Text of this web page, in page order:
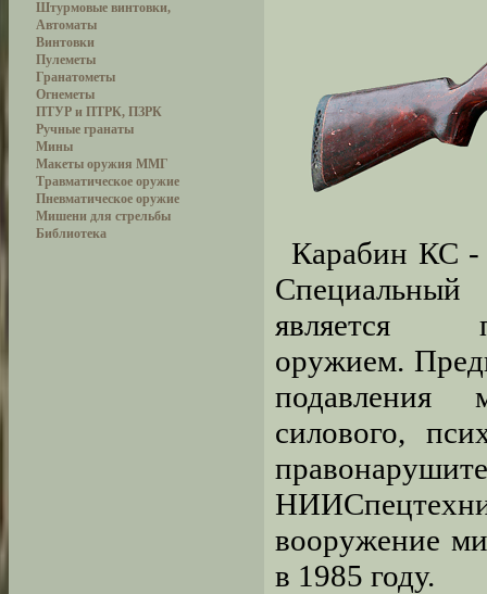
Штурмовые винтовки,
Автоматы
Винтовки
Пулеметы
Гранатометы
Огнеметы
ПТУР и ПТРК, ПЗРК
Ручные гранаты
Мины
Макеты оружия ММГ
Травматическое оружие
Пневматическое оружие
Мишени для стрельбы
Библиотека
Карабин КС -
является
оружием.
подавления
силового,
вооружение
в 1985 году.